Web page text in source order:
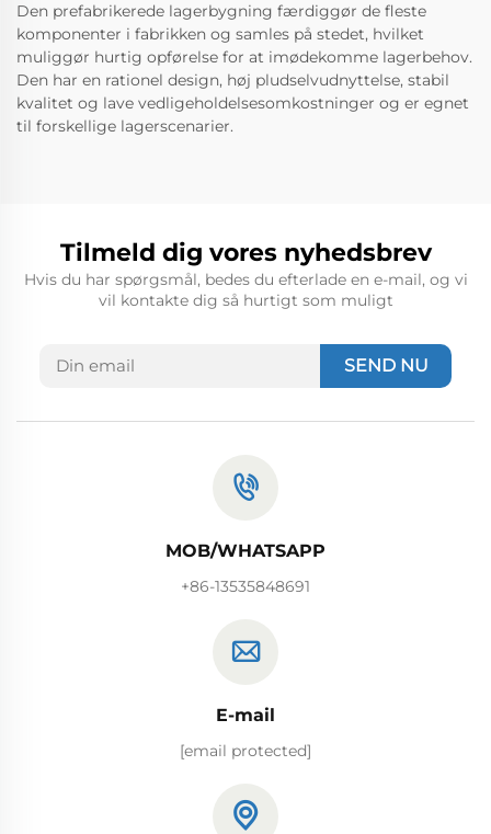
Den prefabrikerede lagerbygning færdiggør de fleste
komponenter i fabrikken og samles på stedet, hvilket
muliggør hurtig opførelse for at imødekomme lagerbehov.
Den har en rationel design, høj pludselvudnyttelse, stabil
kvalitet og lave vedligeholdelsesomkostninger og er egnet
til forskellige lagerscenarier.
Tilmeld dig vores nyhedsbrev
Hvis du har spørgsmål, bedes du efterlade en e-mail, og vi
vil kontakte dig så hurtigt som muligt
SEND NU
MOB/WHATSAPP
+86-13535848691
E-mail
[email protected]